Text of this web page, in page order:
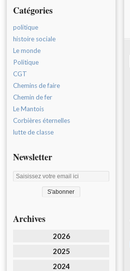
Catégories
politique
histoire sociale
Le monde
Politique
CGT
Chemins de faire
Chemin de fer
Le Mantois
Corbières éternelles
lutte de classe
Newsletter
Archives
2026
2025
2024